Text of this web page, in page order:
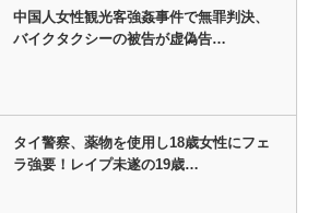
中国人女性観光客強姦事件で無罪判決、
バイクタクシーの被告が虚偽告…
タイ警察、薬物を使用し18歳女性にフェ
ラ強要！レイプ未遂の19歳…